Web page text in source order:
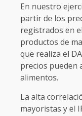
En nuestro
partir de los
registrados en
productos de
que realiza el
precios pueden
alimentos.
La alta
mayoristas y el